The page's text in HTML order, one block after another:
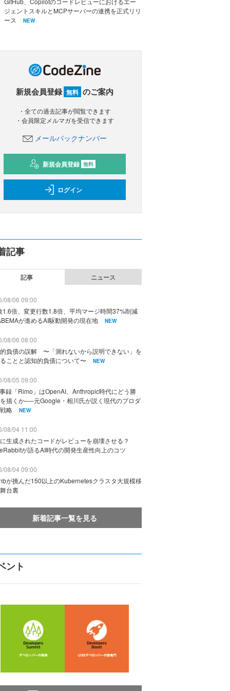
ジェントスキルとMCPサーバーの連携を正式リリ
ース
NEW
新規会員登録 無料 のご案内
・全ての過去記事が閲覧できます
・会員限定メルマガを受信できます
メールバックナンバー
新規会員登録 無料
ログイン
記事
記事 ニュース
08/06 09:00
1.6倍、変更行数1.8倍、平均マージ時間37%削減
が進めるAI駆動開発の現在地
NEW
08/06 08:00
負債の誤解 〜「測れないから説明できない」を
ことと認知的負債について〜
NEW
08/05 09:00
録「Rimo」はOpenAI、Anthropic時代にどう勝
描くか──元Google・相川氏が説く現代のプロダ
略
NEW
08/04 11:00
生成されたコードがレビューを崩壊させる？
が語るAI時代の開発生産性向上のコツ
08/04 09:00
が挑んだ150以上のKubernetesクラスタ大規模移
台裏
新着記事一覧を見る
ント